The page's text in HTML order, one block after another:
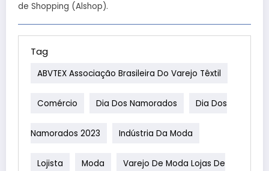
de Shopping (Alshop).
Tag
ABVTEX Associação Brasileira Do Varejo Têxtil
Comércio Dia Dos Namorados Dia Dos
Namorados 2023 Indústria Da Moda
Lojista Moda Varejo De Moda Lojas De